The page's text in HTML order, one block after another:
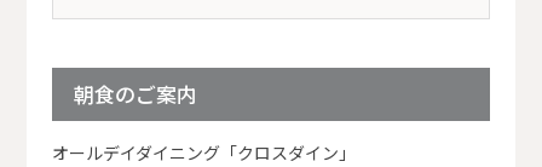
朝食のご案内
オールデイダイニング「クロスダイン」